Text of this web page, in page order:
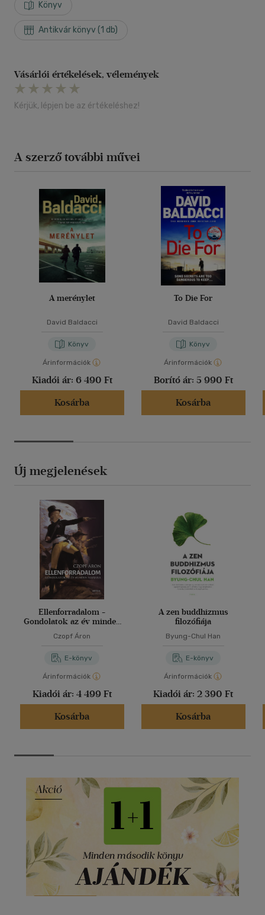
Könyv
Antikvár könyv (1 db)
Vásárlói értékelések, vélemények
Kérjük, lépjen be az értékeléshez!
A szerző további művei
A merénylet
David Baldacci
Könyv
Árinformációk
Kiadói ár: 6 490 Ft
Kosárba
To Die For
David Baldacci
Könyv
Árinformációk
Borító ár: 5 990 Ft
Kosárba
Új megjelenések
Ellenforradalom -
Gondolatok az év minden
napjára
Czopf Áron
E-könyv
Árinformációk
Kiadói ár: 4 499 Ft
Kosárba
A zen buddhizmus
filozófiája
Byung-Chul Han
E-könyv
Árinformációk
Kiadói ár: 2 390 Ft
Kosárba